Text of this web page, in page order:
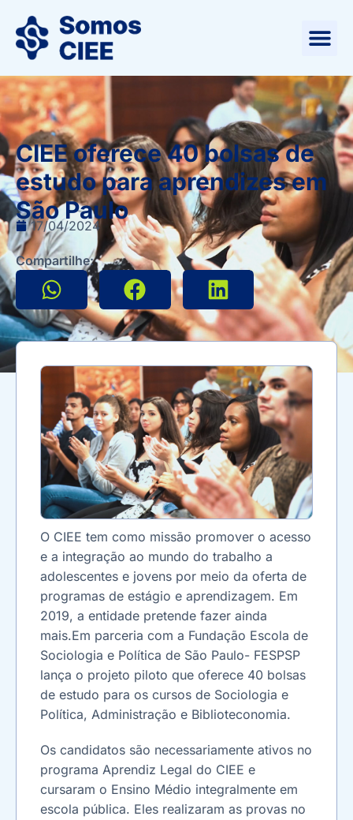
CIEE oferece 40 bolsas de
estudo para aprendizes em
São Paulo
17/04/2024
Compartilhe:
O CIEE tem como missão promover o acesso
e a integração ao mundo do trabalho a
adolescentes e jovens por meio da oferta de
programas de estágio e aprendizagem. Em
2019, a entidade pretende fazer ainda
mais.Em parceria com a Fundação Escola de
Sociologia e Política de São Paulo- FESPSP
lança o projeto piloto que oferece 40 bolsas
de estudo para os cursos de Sociologia e
Política, Administração e Biblioteconomia.
Os candidatos são necessariamente ativos no
programa Aprendiz Legal do CIEE e
cursaram o Ensino Médio integralmente em
escola pública. Eles realizaram as provas no